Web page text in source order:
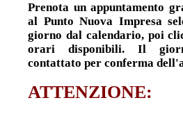
Prenota un appuntamento
al Punto Nuova Impresa
giorno dal calendario, poi
orari disponibili. Il
contattato per conferma
ATTENZIONE: